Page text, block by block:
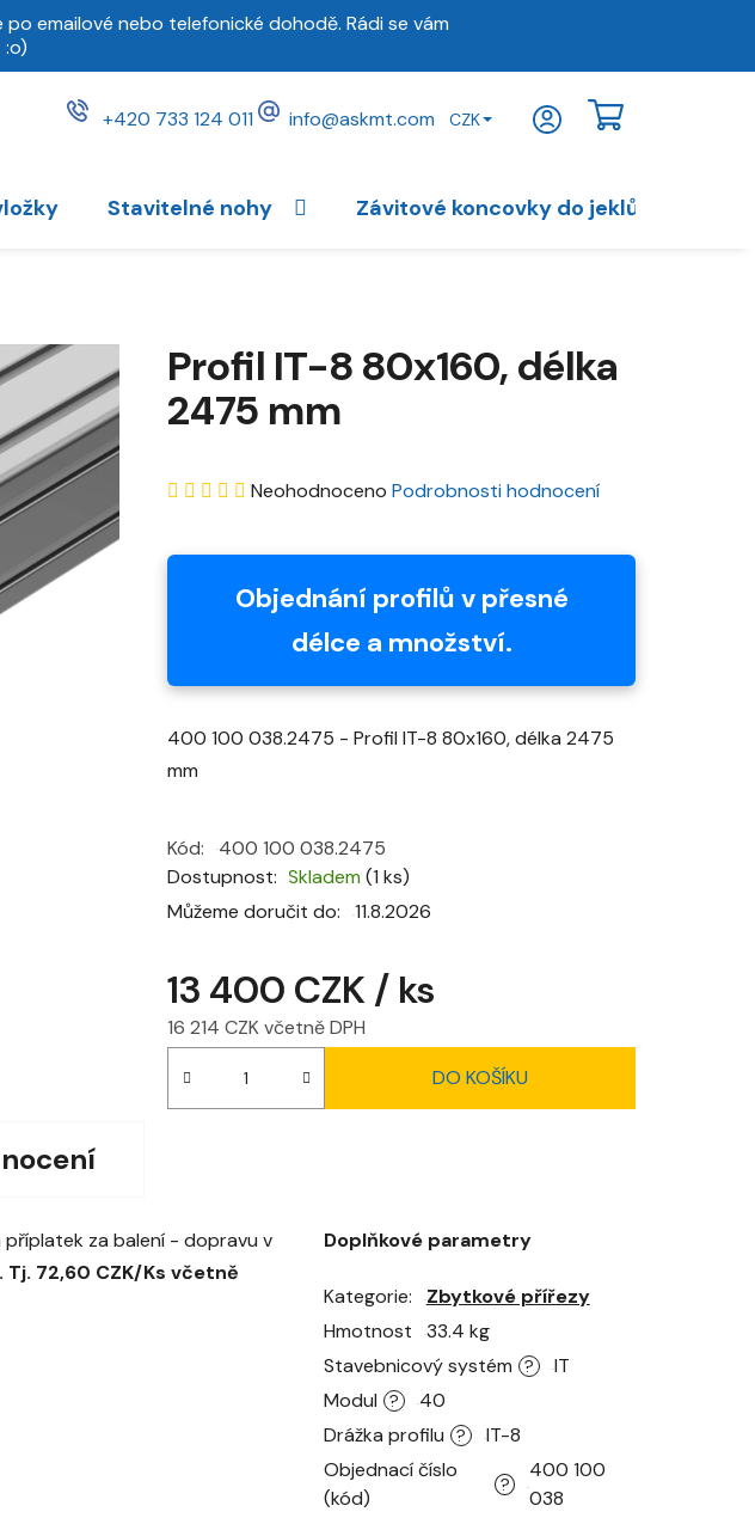
emailové nebo telefonické dohodě. Rádi se vám
+420 733 124 011 info@askmt.com CZK
KOŠÍK
Stavitelné nohy Závitové koncovky do jeklů
Profil IT-8 80x160, délka
2475 mm
Průměrné
produktu
je
0,0
5
Neohodnoceno Podrobnosti hodnocení
Objednání profilů v přesné
délce a množství.
400 100 038.2475 - Profil IT-8 80x160, délka 2475
mm
Dostupnost Skladem (1 ks)
Můžeme doručit do:
11.8.2026
Kód: 400 100 038.2475
13 400 CZK / ks
16 214 CZK včetně DPH
DO KOŠÍKU
za balení - dopravu v
Tj. 72,60 CZK/Ks včetně
Doplňkové parametry
Kategorie
Zbytkové přířezy
Hmotnost
33.4 kg
?
Stavebnicový systém IT
?
Modul 40
?
Drážka profilu IT-8
?
Objednací číslo
(kód)
400 100
038